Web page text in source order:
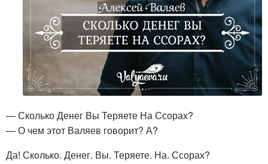
— Сколько Денег Вы Теряете На Ссорах?
— О чем этот Валяев говорит? А?
Да! Сколько. Денег. Вы. Теряете. На. Ссорах?